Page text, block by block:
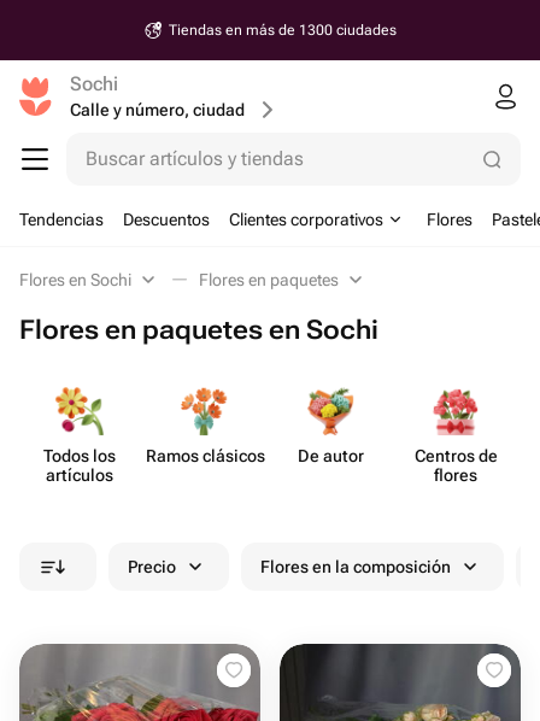
Tiendas en más de 1300 ciudades
Sochi
Calle y número, ciudad
Buscar artículos y tiendas
Tendencias Descuentos Clientes corporativos Flores
Flores en Sochi Flores en paquetes
Flores en paquetes en Sochi
Todos los
artículos
Ramos clásicos De autor
Centros de
flores
Precio Flores en la composición